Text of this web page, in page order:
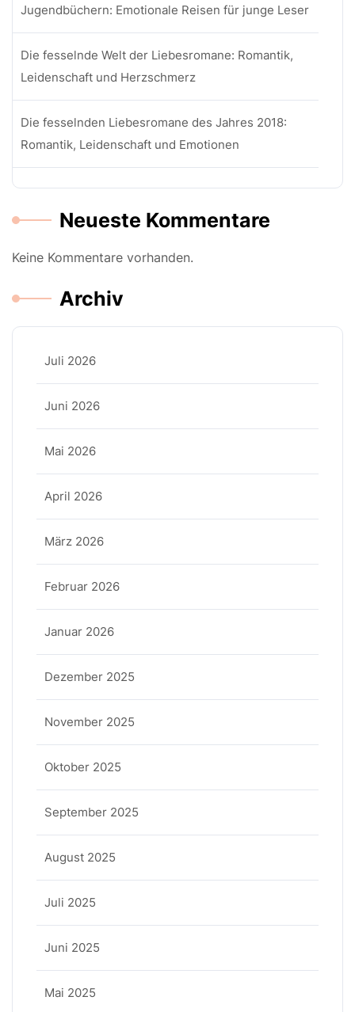
Jugendbüchern: Emotionale Reisen für junge Leser
Die fesselnde Welt der Liebesromane: Romantik,
Leidenschaft und Herzschmerz
Die fesselnden Liebesromane des Jahres 2018:
Romantik, Leidenschaft und Emotionen
Neueste Kommentare
Keine Kommentare vorhanden.
Archiv
Juli 2026
Juni 2026
Mai 2026
April 2026
März 2026
Februar 2026
Januar 2026
Dezember 2025
November 2025
Oktober 2025
September 2025
August 2025
Juli 2025
Juni 2025
Mai 2025